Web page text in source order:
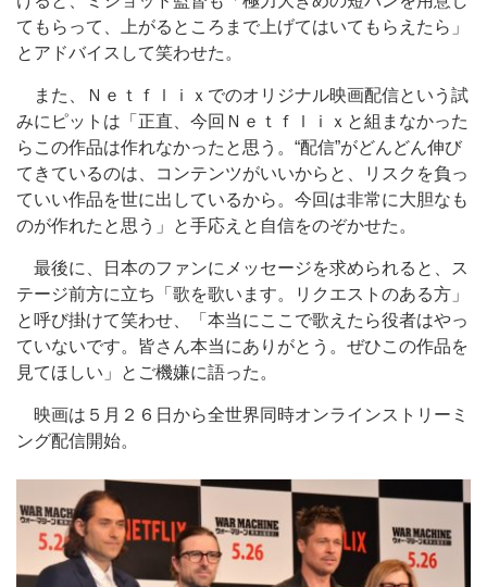
てもらって、上がるところまで上げてはいてもらえたら」
とアドバイスして笑わせた。
また、Ｎｅｔｆｌｉｘでのオリジナル映画配信という試
みにピットは「正直、今回Ｎｅｔｆｌｉｘと組まなかった
らこの作品は作れなかったと思う。“配信”がどんどん伸び
てきているのは、コンテンツがいいからと、リスクを負っ
ていい作品を世に出しているから。今回は非常に大胆なも
のが作れたと思う」と手応えと自信をのぞかせた。
最後に、日本のファンにメッセージを求められると、ス
テージ前方に立ち「歌を歌います。リクエストのある方」
と呼び掛けて笑わせ、「本当にここで歌えたら役者はやっ
ていないです。皆さん本当にありがとう。ぜひこの作品を
見てほしい」とご機嫌に語った。
映画は５月２６日から全世界同時オンラインストリーミ
ング配信開始。